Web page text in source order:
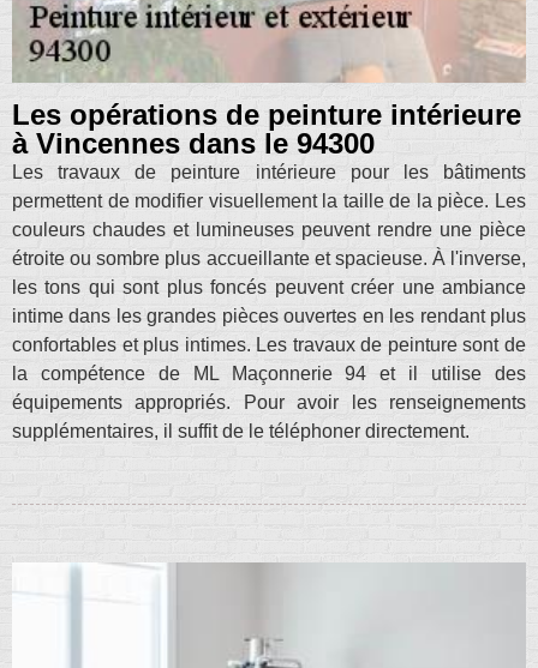
Les opérations de peinture intérieure
à Vincennes dans le 94300
Les travaux de peinture intérieure pour les bâtiments
permettent de modifier visuellement la taille de la pièce. Les
couleurs chaudes et lumineuses peuvent rendre une pièce
étroite ou sombre plus accueillante et spacieuse. À l'inverse,
les tons qui sont plus foncés peuvent créer une ambiance
intime dans les grandes pièces ouvertes en les rendant plus
confortables et plus intimes. Les travaux de peinture sont de
la compétence de ML Maçonnerie 94 et il utilise des
équipements appropriés. Pour avoir les renseignements
supplémentaires, il suffit de le téléphoner directement.